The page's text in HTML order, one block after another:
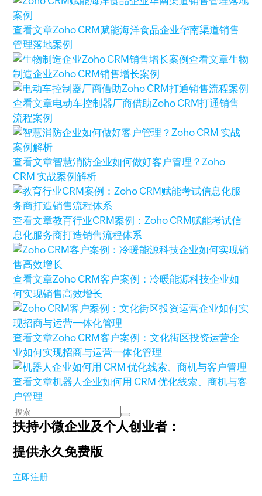
查看文章Zoho CRM赋能海洋食品企业华南渠道销售
管理落地案例
查看文章生物
制造企业Zoho CRM销售增长案例
查看文章电动车控制器厂商借助Zoho CRM打通销售
流程案例
查看文章智慧消防企业如何做好客户管理？Zoho
CRM 实战案例解析
查看文章教育行业CRM案例：Zoho CRM赋能考试信
息化服务商打造销售流程体系
查看文章Zoho CRM客户案例：冷暖能源科技企业如
何实现销售高效增长
查看文章Zoho CRM客户案例：文化街区投资运营企
业如何实现招商与运营一体化管理
查看文章机器人企业如何用 CRM 优化线索、商机与客
户管理
扶持小微企业及个人创业者：
提供永久免费版
立即注册